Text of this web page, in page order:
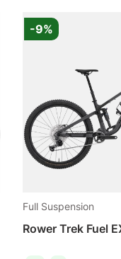
-9%
Full Suspension
Rower Trek Fuel